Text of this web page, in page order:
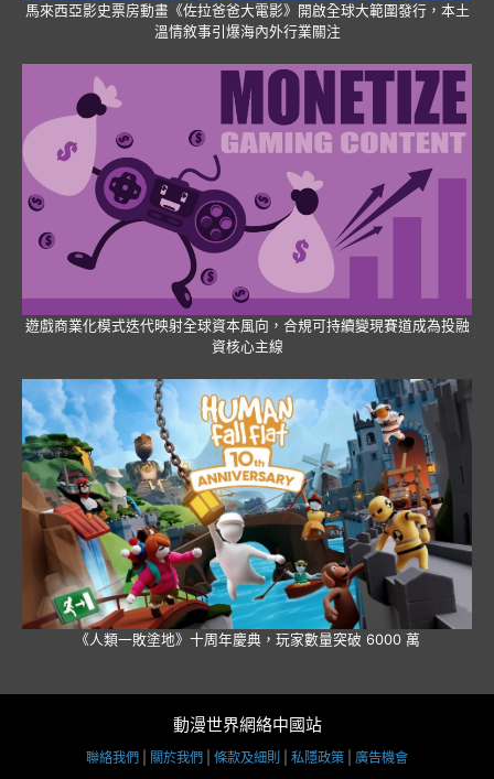
馬來西亞影史票房動畫《佐拉爸爸大電影》開啟全球大範圍發行，本土
溫情敘事引爆海內外行業關注
遊戲商業化模式迭代映射全球資本風向，合規可持續變現賽道成為投融
資核心主線
《人類一敗塗地》十周年慶典，玩家數量突破 6000 萬
動漫世界網絡中國站
聯絡我們 關於我們 條款及細則 私隱政策 廣告機會